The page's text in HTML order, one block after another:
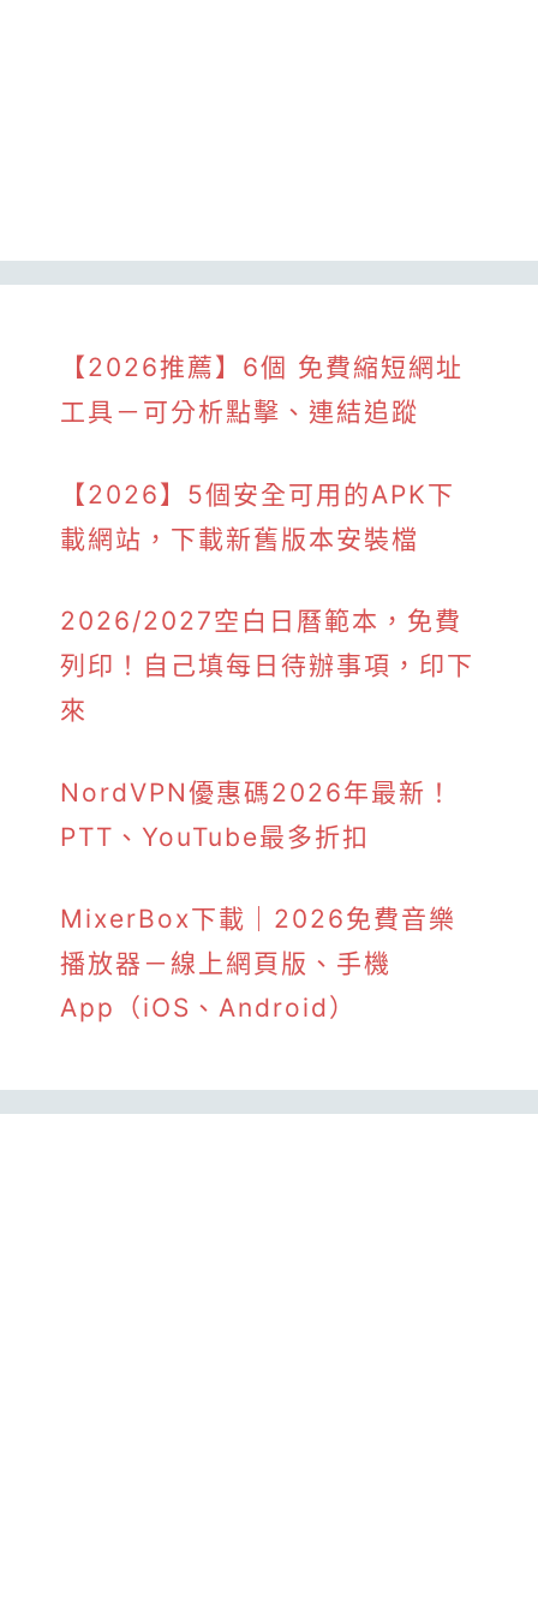
【2026推薦】6個 免費縮短網址
工具－可分析點擊、連結追蹤
【2026】5個安全可用的APK下
載網站，下載新舊版本安裝檔
2026/2027空白日曆範本，免費
列印！自己填每日待辦事項，印下
來
NordVPN優惠碼2026年最新！
PTT、YouTube最多折扣
MixerBox下載｜2026免費音樂
播放器－線上網頁版、手機
App（iOS、Android）